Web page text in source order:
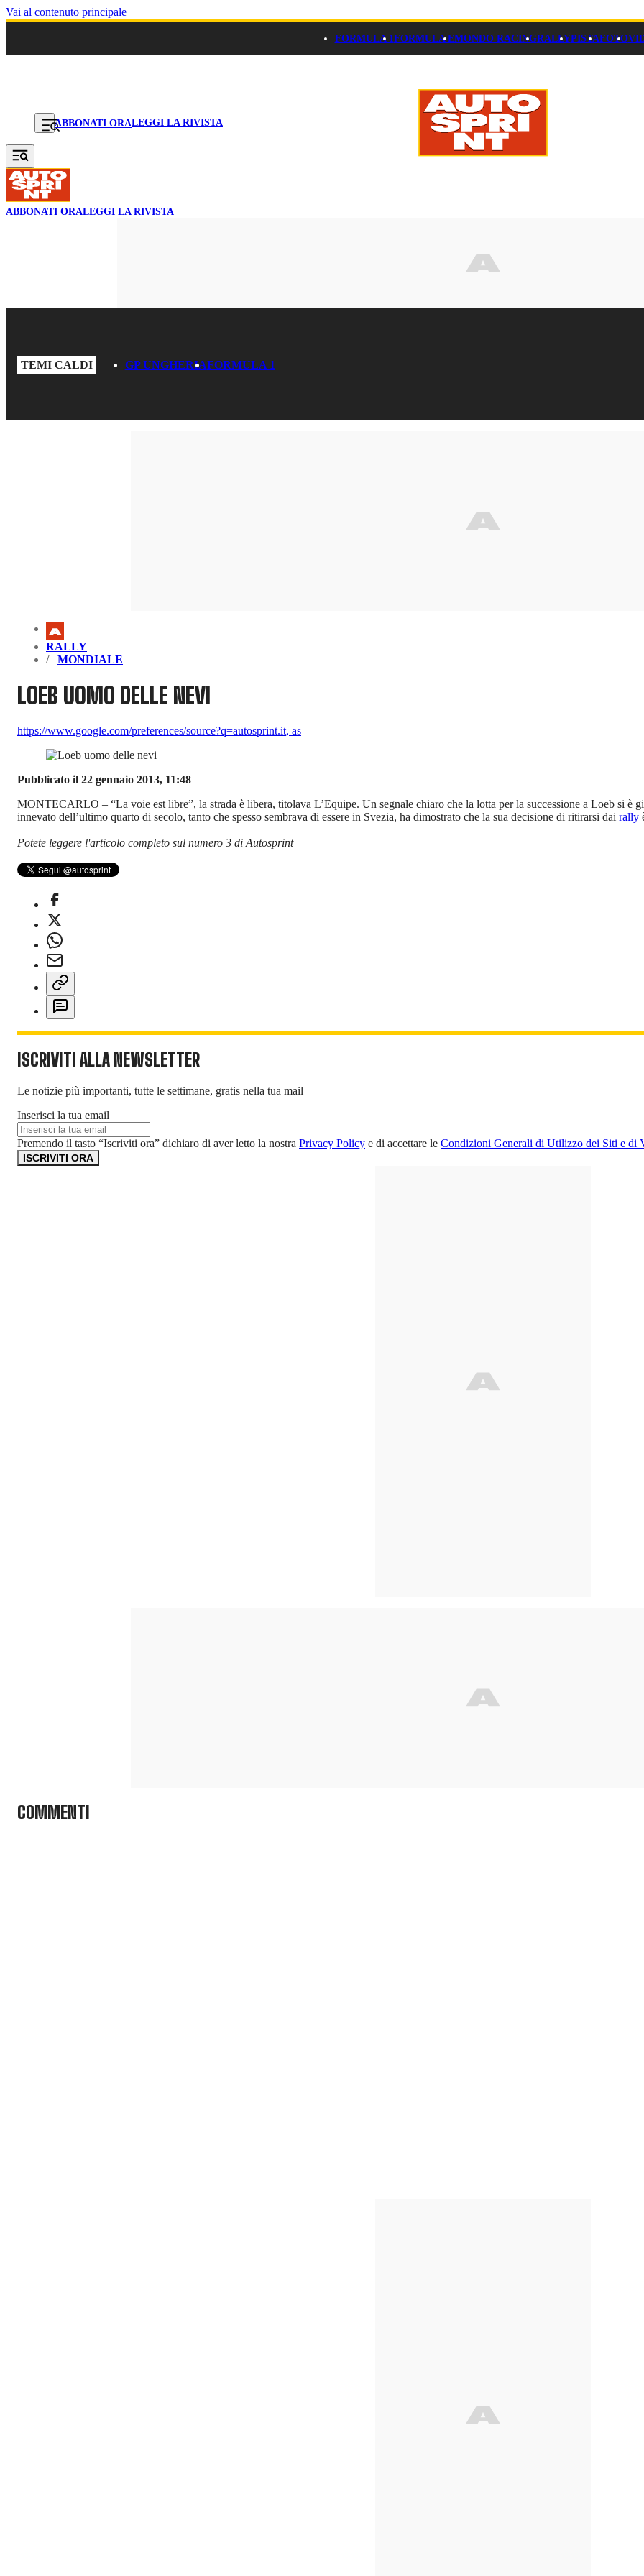
Vai al contenuto principale
FORMULA 1FORMULA EMONDO RACINGRALLYPISTAFOTO
ABBONATI ORALEGGI LA RIVISTA
ABBONATI ORALEGGI LA RIVISTA
TEMI CALDI GP UNGHERIAFORMULA 1
RALLY
MONDIALE
LOEB UOMO DELLE NEVI
https://www.google.com/preferences/source?q=autosprint.it, as
Pubblicato il 22 gennaio 2013, 11:48
MONTECARLO – “La voie est libre”, la strada è libera, titolava L’Equipe. Un segnale chiaro che la lotta per la successione a Loeb si è
innevato dell’ultimo quarto di secolo, tanto che spesso sembrava di essere in Svezia, ha dimostrato che la sua decisione di ritirarsi dai rally
Potete leggere l'articolo completo sul numero 3 di Autosprint
ISCRIVITI ALLA NEWSLETTER
Le notizie più importanti, tutte le settimane, gratis nella tua mail
Inserisci la tua email
Premendo il tasto “Iscriviti ora” dichiaro di aver letto la nostra Privacy Policy e di accettare le Condizioni Generali di Utilizzo dei Siti e di
ISCRIVITI ORA
COMMENTI